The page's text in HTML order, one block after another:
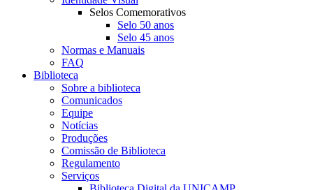
Selos Comemorativos
Selo 50 anos
Selo 45 anos
Normas e Manuais
FAQ
Biblioteca
Sobre a biblioteca
Comunicados
Equipe
Notícias
Produções
Comissão de Biblioteca
Regulamento
Serviços